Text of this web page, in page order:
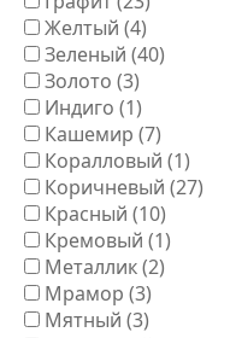
Желтый (4)
Зеленый (40)
Золото (3)
Индиго (1)
Кашемир (7)
Коралловый (1)
Коричневый (27)
Красный (10)
Кремовый (1)
Металлик(2)
Мрамор (3)
Мятный (3)